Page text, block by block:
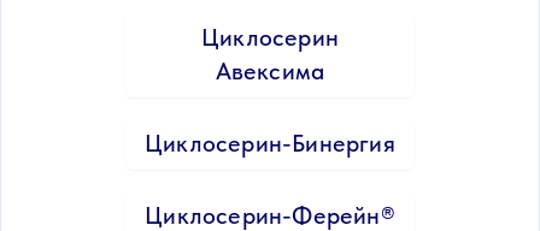
Циклосерин
Авексима
Циклосерин-Бинергия
Циклосерин-Ферейн®